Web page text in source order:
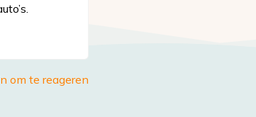
om te reageren